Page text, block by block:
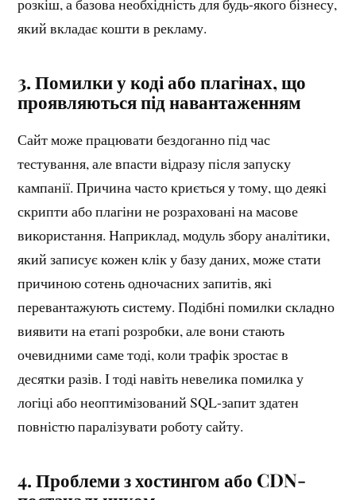
розкіш, а базова необхідність для будь-якого бізнесу,
який вкладає кошти в рекламу.
3.Помилки у коді або плагінах, що
проявляються під навантаженням
Сайт може працювати бездоганно під час
тестування, але впасти відразу після запуску
кампанії. Причина часто криється у тому, що деякі
скрипти або плагіни не розраховані на масове
використання. Наприклад, модуль збору аналітики,
який записує кожен клік у базу даних, може стати
причиною сотень одночасних запитів, які
перевантажують систему. Подібні помилки складно
виявити на етапі розробки, але вони стають
очевидними саме тоді, коли трафік зростає в
десятки разів. І тоді навіть невелика помилка у
логіці або неоптимізований SQL-запит здатен
повністю паралізувати роботу сайту.
4.Проблеми з хостингом або CDN-